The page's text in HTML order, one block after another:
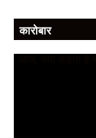
कारोबार